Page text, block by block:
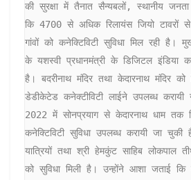
की सुरक्षा में तैनात सैन्यबलों, स्थानीय
कि 4700 से अधिक रिलायंस जियो टावरों
गांवों को कनेक्टिविटी सुविधा मिल रही है।
के यशस्वी प्रधानमंत्री के डिजिटल इंडिया
है। बदरीनाथ मंदिर तथा केदारनाथ मंदिर को
डेडीकेटेड कनेक्टीविटी लाईने उपलब्ध करायी
2022 में सोनप्रयाग से केदारनाथ धाम तक
कनेक्टिविटी सुविधा उपलब्ध करायी जा चुकी
यात्रियों तथा श्री हेमकुंट साहिब लोकपाल
को सुविधा मिली है। उन्होंने आशा जताई कि